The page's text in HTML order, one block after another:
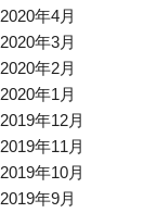
2020年4月
2020年3月
2020年2月
2020年1月
2019年12月
2019年11月
2019年10月
2019年9月